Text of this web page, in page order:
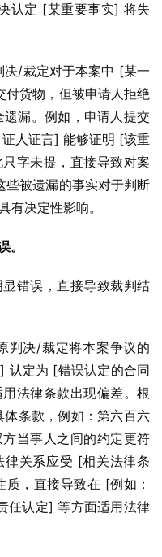
认定 [某重要事实] 将失
决/裁定对于本案中 [某一
付货物，但被申请人拒绝
漏。例如，申请人提交
人证言] 能够证明 [该重
字未提，直接导致对案
些被遗漏的事实对于判断
有决定性影响。
。
错误，直接导致裁判结
判决/裁定将本案争议的
认定为 [错误认定的合同
法律条款出现偏差。根
条款，例如：第六百六
当事人之间的约定更符
关系应受 [相关法律条
，直接导致在 [例如：
任认定] 等方面适用法律